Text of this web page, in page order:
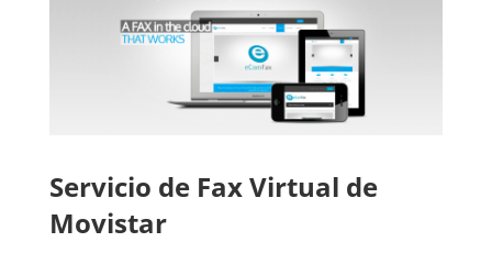
Servicio de Fax Virtual de
Movistar